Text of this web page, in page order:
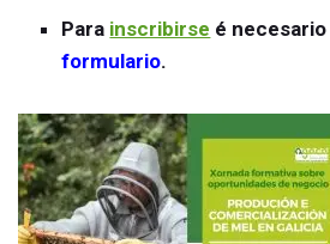
Para inscribirse é necesario
formulario.